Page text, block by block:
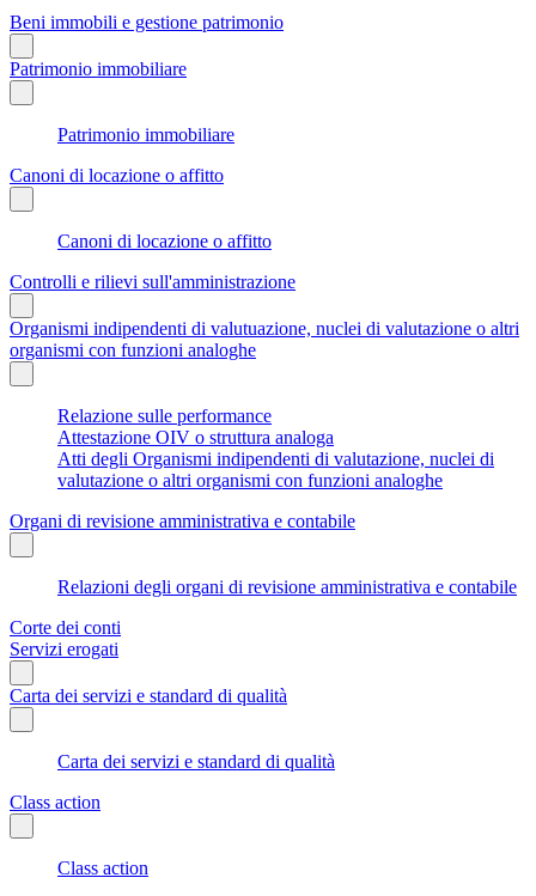
Beni immobili e gestione patrimonio
Patrimonio immobiliare
Patrimonio immobiliare
Canoni di locazione o affitto
Canoni di locazione o affitto
Controlli e rilievi sull'amministrazione
Organismi indipendenti di valutuazione, nuclei di valutazione o altri
organismi con funzioni analoghe
Relazione sulle performance
Attestazione OIV o struttura analoga
Atti degli Organismi indipendenti di valutazione, nuclei di
valutazione o altri organismi con funzioni analoghe
Organi di revisione amministrativa e contabile
Relazioni degli organi di revisione amministrativa e contabile
Corte dei conti
Servizi erogati
Carta dei servizi e standard di qualità
Carta dei servizi e standard di qualità
Class action
Class action